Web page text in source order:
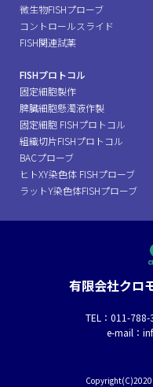
微生物FISHプローブ
コントロールスライド
FISH関連試薬
FISHプロトコル
固定細胞製作
脾臓細胞懸濁液作製
固定細胞 FISHプロトコル
組織切片FISHプロトコル
BACプローブ
ヒトXY染色体 FISHプローブ
ラットY染色体FISHプローブ
有限会社クロ
TEL：011-
e-mail：
Copyright(C)2020